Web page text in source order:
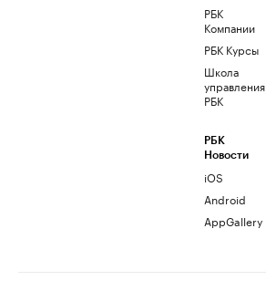
РБК
Компании
РБК Курсы
Школа
управления
РБК
РБК
Новости
iOS
Android
AppGallery